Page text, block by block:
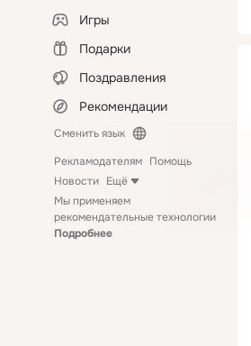
Игры
Подарки
Поздравления
Рекомендации
Сменить язык
Рекламодателям Помощь
Новости Ещё
Мы применяем
рекомендательные технологии
Подробнее